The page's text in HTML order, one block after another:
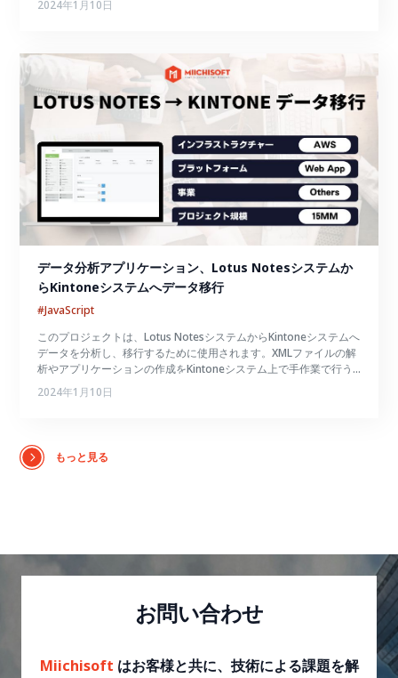
2024年1月10日
データ分析アプリケーション、Lotus Notesシステムか
らKintoneシステムへデータ移行
#JavaScript
このプロジェクトは、Lotus NotesシステムからKintoneシステムへ
データを分析し、移行するために使用されます。XMLファイルの解
析やアプリケーションの作成をKintoneシステム上で手作業で行う
時間を短縮することができます。
2024年1月10日
もっと見る
お問い合わせ
Miichisoft はお客様と共に、技術による課題を解